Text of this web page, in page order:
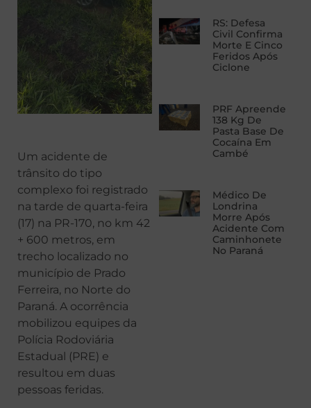
Um acidente de
trânsito do tipo
complexo foi registrado
na tarde de quarta-feira
(17) na PR-170, no km 42
+ 600 metros, em
trecho localizado no
município de Prado
Ferreira, no Norte do
Paraná. A ocorrência
mobilizou equipes da
Polícia Rodoviária
Estadual (PRE) e
resultou em duas
pessoas feridas.
RS: Defesa
Civil Confirma
Morte E Cinco
Feridos Após
Ciclone
PRF Apreende
138 Kg De
Pasta Base De
Cocaína Em
Cambé
Médico De
Londrina
Morre Após
Acidente Com
Caminhonete
No Paraná